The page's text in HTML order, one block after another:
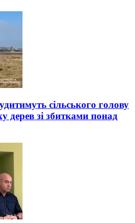
сільського голову
дерев зі збитками понад